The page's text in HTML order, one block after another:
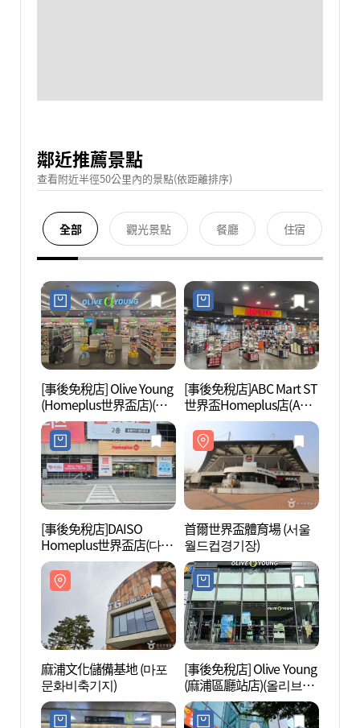
鄰近推薦景點
查看附近半徑50公里內的景點(依距離排序)
全部 觀光景點 餐廳 住宿
[事後免稅店] Olive Young
(Homeplus世界盃店)(올
리브영 홈플러스월드컵
점)
[事後免稅店]ABC Mart ST
世界盃Homeplus店(ABC
마트 ST 월드컵홈플러스
점)
[事後免稅店]DAISO
Homeplus世界盃店(다이
소 홈플러스 월드컵점)
首爾世界盃體育場 (서울
월드컵경기장)
麻浦文化儲備基地 (마포
문화비축기지)
[事後免稅店] Olive Young
(麻浦區廳站店)(올리브영
마포구청역점)